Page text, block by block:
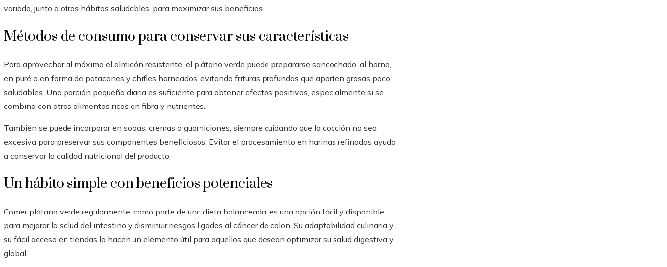
variado, junto a otros hábitos saludables, para maximizar sus beneficios.
Métodos de consumo para conservar sus características
Para aprovechar al máximo el almidón resistente, el plátano verde puede prepararse sancochado, al horno,
en puré o en forma de patacones y chifles horneados, evitando frituras profundas que aporten grasas poco
saludables. Una porción pequeña diaria es suficiente para obtener efectos positivos, especialmente si se
combina con otros alimentos ricos en fibra y nutrientes.
También se puede incorporar en sopas, cremas o guarniciones, siempre cuidando que la cocción no sea
excesiva para preservar sus componentes beneficiosos. Evitar el procesamiento en harinas refinadas ayuda
a conservar la calidad nutricional del producto.
Un hábito simple con beneficios potenciales
Comer plátano verde regularmente, como parte de una dieta balanceada, es una opción fácil y disponible
para mejorar la salud del intestino y disminuir riesgos ligados al cáncer de colon. Su adaptabilidad culinaria y
su fácil acceso en tiendas lo hacen un elemento útil para aquellos que desean optimizar su salud digestiva y
global.